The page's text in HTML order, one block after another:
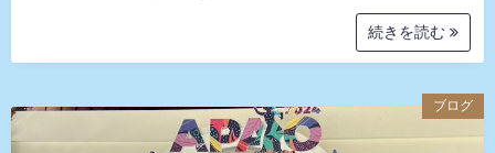
続きを読む
ブログ